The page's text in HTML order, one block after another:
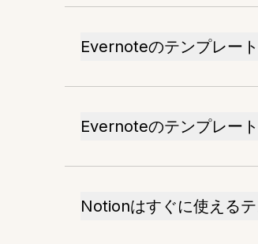
Evernoteのテンプレー
Evernoteのテンプレー
Notionはすぐに使える